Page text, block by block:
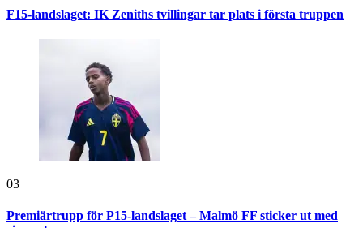
F15-landslaget: IK Zeniths tvillingar tar plats i första truppen
03
Premiärtrupp för P15-landslaget – Malmö FF sticker ut med